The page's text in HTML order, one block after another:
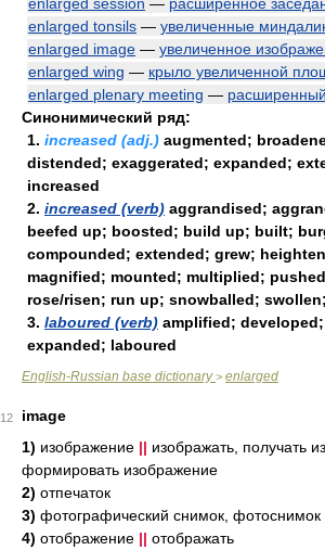
enlarged tonsils — увеличенные
enlarged image — увеличенное
enlarged wing — крыло увеличенной
enlarged plenary meeting —
Синонимический ряд:
1. increased (adj.) augmented;
distended; exaggerated; expanded;
increased
2. increased (verb) aggrandised;
beefed up; boosted; build up; built;
compounded; extended; grew;
magnified; mounted; multiplied;
rose/risen; run up; snowballed;
3. laboured (verb) amplified;
expanded; laboured
English-Russian base dictionary> enlarged
12
image
1) изображение || изображать, получать
формировать изображение
2) отпечаток
3) фотографический снимок, фотоснимок
4) отображение || отображать